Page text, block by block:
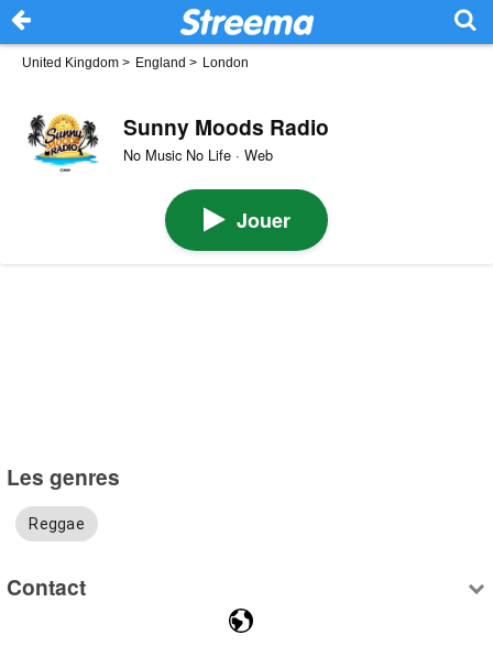
United Kingdom > England > London
Sunny Moods Radio
No Music No Life · Web
Jouer
Les genres
Reggae
Contact